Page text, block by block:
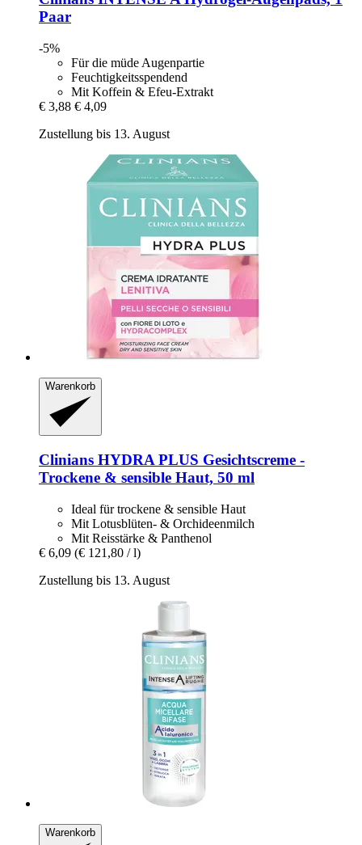
Paar
-5%
Für die müde Augenpartie
Feuchtigkeitsspendend
Mit Koffein & Efeu-Extrakt
€ 3,88 € 4,09
Zustellung bis 13. August
Warenkorb
Clinians HYDRA PLUS Gesichtscreme -​
Trockene & sensible Haut, 50 ml
Ideal für trockene & sensible Haut
Mit Lotusblüten- & Orchideenmilch
Mit Reisstärke & Panthenol
€ 6,09 (€ 121,80 / l)
Zustellung bis 13. August
Warenkorb